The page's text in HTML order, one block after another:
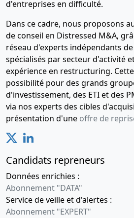
d'entreprises en difficulté.
Dans ce cadre, nous proposons
de conseil en Distressed M&A,
réseau d'experts indépendants
spécialisés par secteur d'activité
expérience en restructuring.
possibilité pour des grands
d'investissement, des ETI et des
via nos experts des cibles
présentation d'une offre de
Candidats repreneurs
Données enrichies :
Abonnement "DATA"
Service de veille et d'alertes :
Abonnement "EXPERT"